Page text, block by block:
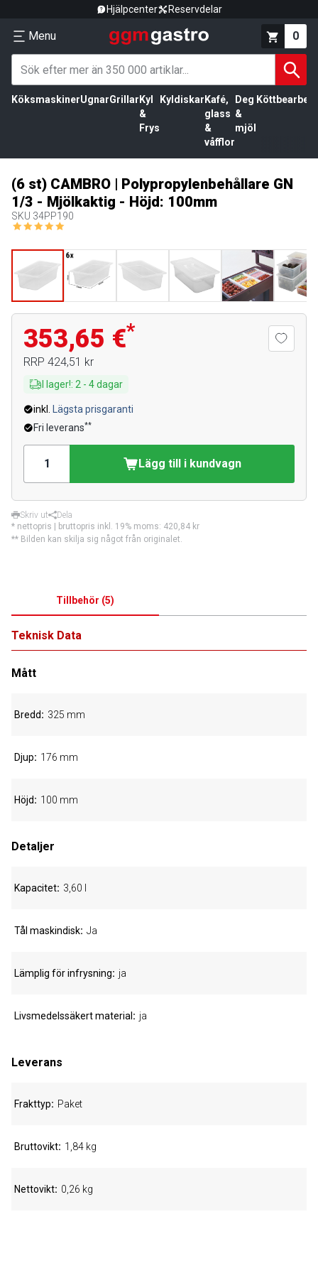
Hjälpcenter Reservdelar
Menu 0
KöksmaskinerUgnarGrillar Kyl
&
Frys
Kyldiskar Kafé,
glass
&
våfflor
Deg
&
mjöl
(6 st) CAMBRO | Polypropylenbehållare GN
1/3 - Mjölkaktig - Höjd: 100mm
SKU 34PP190
353,65 €*
RRP 424,51 kr
I lager!: 2 - 4dagar
inkl.
Lägsta prisgaranti
Fri leverans**
Lägg till i kundvagn
Skriv ut
Dela
* nettopris | bruttopris inkl. 19% moms: 420,84 kr
** Bilden kan skilja sig något från originalet.
Tillbehör (5)
Teknisk Data
Mått
Bredd 325 mm
Djup 176 mm
Höjd 100 mm
Detaljer
Kapacitet 3,60 l
Tål maskindisk Ja
Lämplig för infrysning ja
Livsmedelssäkert material ja
Leverans
Frakttyp Paket
Bruttovikt 1,84 kg
Nettovikt 0,26 kg